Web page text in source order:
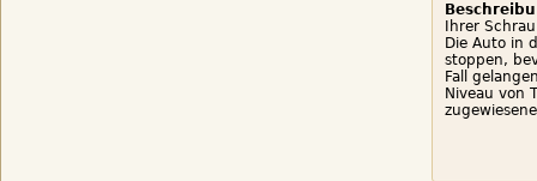
Ihrer
Die Auto in
stoppen,
Fall
Niveau von